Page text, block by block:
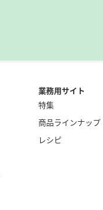
業務用サイト
特集
商品ラインナップ
レシピ